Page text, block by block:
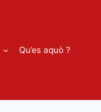
Qu’es aquò ?